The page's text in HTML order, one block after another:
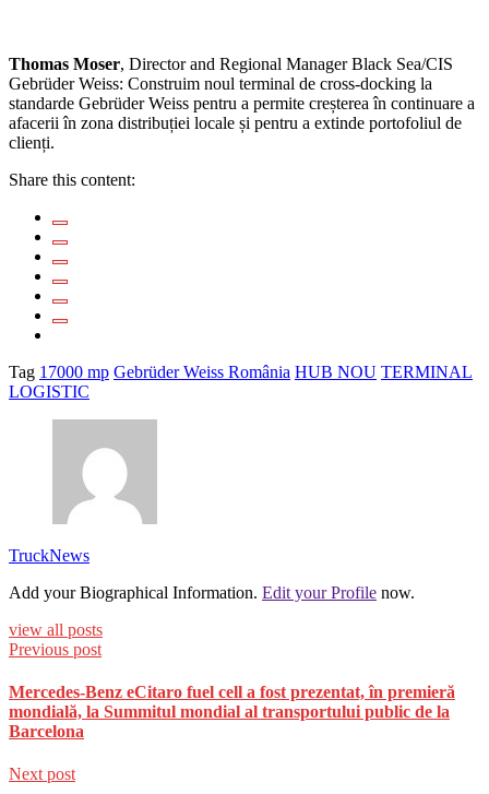
Thomas Moser, Director and Regional Manager Black Sea/CIS
Gebrüder Weiss: Construim noul terminal de cross-docking la
standarde Gebrüder Weiss pentru a permite creșterea în continuare a
afacerii în zona distribuției locale și pentru a extinde portofoliul de
clienți.
Share this content:
Tag 17000 mp Gebrüder Weiss România HUB NOU TERMINAL
LOGISTIC
TruckNews
Add your Biographical Information. Edit your Profile now.
view all posts
Previous post
Mercedes-Benz eCitaro fuel cell a fost prezentat, în premieră
mondială, la Summitul mondial al transportului public de la
Barcelona
Next post